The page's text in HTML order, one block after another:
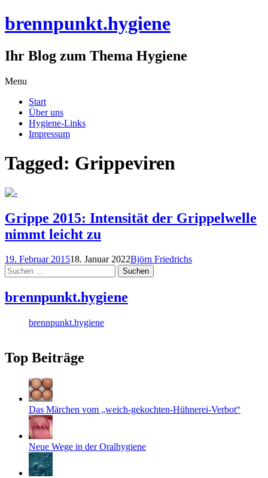
brennpunkt.hygiene
Ihr Blog zum Thema Hygiene
Menu
content
Start
Über uns
Hygiene-Links
Impressum
Tagged: Grippeviren
Grippe 2015: Intensität der Grippelwelle
nimmt leicht zu
19. Februar 201518. Januar 2022Björn Friedrichs
Suchen
nach:
brennpunkt.hygiene
brennpunkt.hygiene
Top Beiträge
Das Märchen vom „weich-gekochten-Hühnerei-Verbot“
Neue Wege in der Oralhygiene